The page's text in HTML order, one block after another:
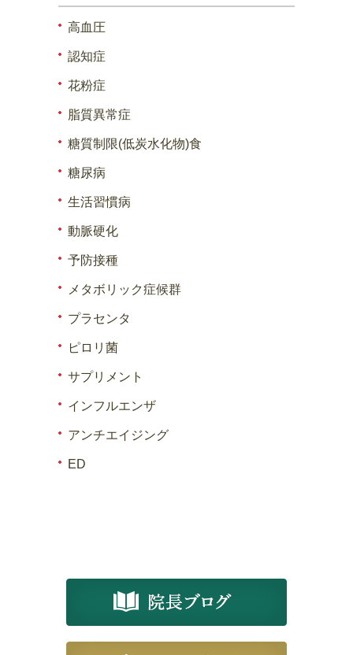
高血圧
認知症
花粉症
脂質異常症
糖質制限(低炭水化物)食
糖尿病
生活習慣病
動脈硬化
予防接種
メタボリック症候群
プラセンタ
ピロリ菌
サプリメント
インフルエンザ
アンチエイジング
ED